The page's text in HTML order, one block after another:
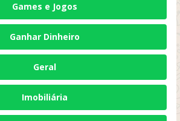
Games e Jogos
Ganhar Dinheiro
Geral
Imobiliária